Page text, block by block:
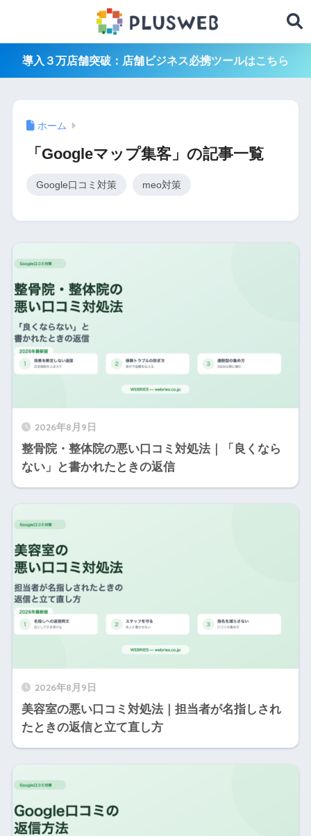
導入３万店舗突破：店舗ビジネス必携ツールはこちら
ホーム
「Googleマップ集客」の記事一覧
Google口コミ対策 meo対策
2026年8月9日
整骨院・整体院の悪い口コミ対処法｜「良くなら
ない」と書かれたときの返信
2026年8月9日
美容室の悪い口コミ対処法｜担当者が名指しされ
たときの返信と立て直し方